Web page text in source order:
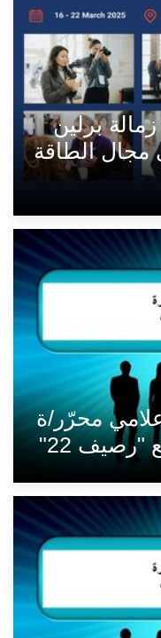
برلين
مجال الطاقة
محرّر/ة
22"